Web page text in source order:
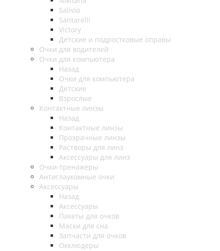
Salivio
Santarelli
Victory
Детские и подростковые оправы
Очки для водителей
Очки для компьютера
Назад
Очки для компьютера
Детские
Взрослые
Контактные линзы
Назад
Контактные линзы
Прозрачные линзы
Растворы для линз
Аксессуары для линз
Очки-тренажеры
Антиглаукомные очки
Аксессуары
Назад
Аксессуары
Пакеты для очков
Маски для сна
Запчасти для очков
Окклюдеры